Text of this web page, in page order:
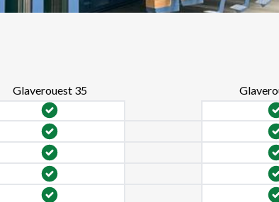
Glaverouest 35